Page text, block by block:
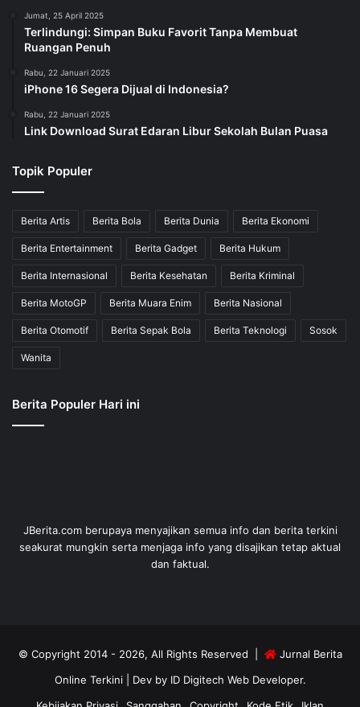
Jumat, 25 April 2025
Terlindungi: Simpan Buku Favorit Tanpa Membuat
Ruangan Penuh
Rabu, 22 Januari 2025
iPhone 16 Segera Dijual di Indonesia?
Rabu, 22 Januari 2025
Link Download Surat Edaran Libur Sekolah Bulan Puasa
Topik Populer
Berita Artis Berita Bola Berita Dunia Berita Ekonomi
Berita Entertainment Berita Gadget Berita Hukum
Berita Internasional Berita Kesehatan Berita Kriminal
Berita MotoGP Berita Muara Enim Berita Nasional
Berita Otomotif Berita Sepak Bola Berita Teknologi Sosok
Wanita
Berita Populer Hari ini
JBerita.com berupaya menyajikan semua info dan berita terkini
seakurat mungkin serta menjaga info yang disajikan tetap aktual
dan faktual.
© Copyright 2014 - 2026, All Rights Reserved |
Jurnal Berita
Online Terkini| Dev by ID Digitech Web Developer.